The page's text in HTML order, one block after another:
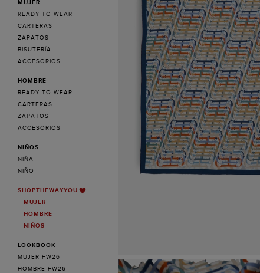
MUJER
READY TO WEAR
CARTERAS
ZAPATOS
BISUTERÍA
ACCESORIOS
HOMBRE
READY TO WEAR
CARTERAS
ZAPATOS
ACCESORIOS
NIÑOS
NIÑA
NIÑO
SHOPTHEWAYYOU
MUJER
HOMBRE
NIÑOS
LOOKBOOK
MUJER FW26
HOMBRE FW26